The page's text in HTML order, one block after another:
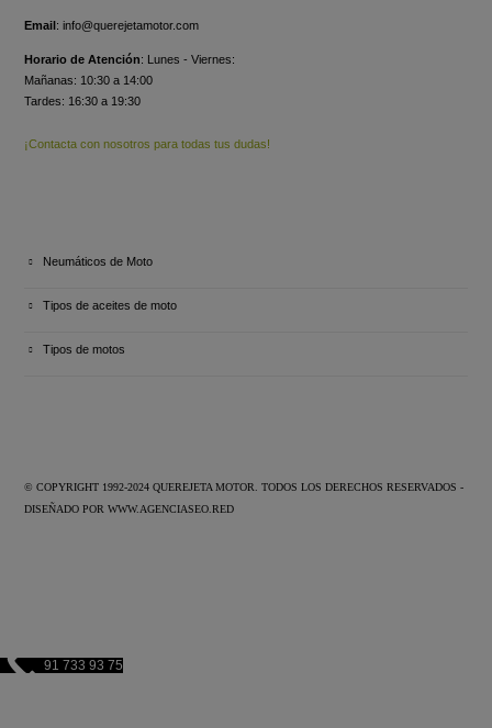
Email : info@querejetamotor.com
Horario de Atención:
Lunes - Viernes:
Mañanas: 10:30 a 14:00
Tardes: 16:30 a 19:30
¡Contacta con nosotros para todas tus dudas!
Neumáticos de Moto
Tipos de aceites de moto
Tipos de motos
© COPYRIGHT 1992-2024 QUEREJETA MOTOR. TODOS LOS DERECHOS RESERVADOS -
DISEÑADO PORWWW.AGENCIASEO.RED
91 733 93 75